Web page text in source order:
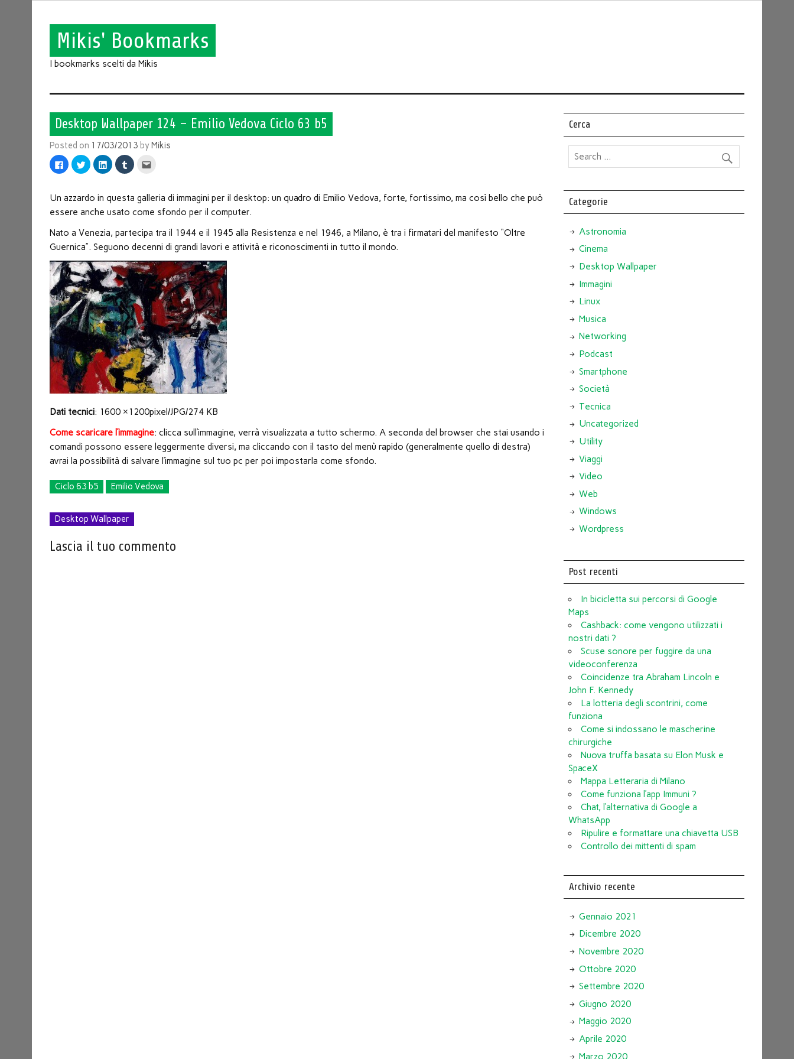
Mikis' Bookmarks
I bookmarks scelti da Mikis
Desktop Wallpaper 124 – Emilio Vedova Ciclo 63 b5
Posted on 17/03/2013 byMikis
Fai
clic
Facebook
apre
nuova
Fai
clic
su
(Si
una
finestra)
Fai
clic
su
LinkedIn
(Si
una
nuova
finestra)
Fai
clic
su
Tumblr
(Si
una
nuova
finestra)
l'articolo
mail
amico
apre
una
nuova
finestra)
Un azzardo in questa galleria di immagini per il desktop: un quadro di Emilio Vedova, forte, fortissimo, ma così bello che può
essere anche usato come sfondo per il computer.
Nato a Venezia, partecipa tra il 1944 e il 1945 alla Resistenza e nel 1946, a Milano, è tra i firmatari del manifesto “Oltre
Guernica”. Seguono decenni di grandi lavori e attività e riconoscimenti in tutto il mondo.
Dati tecnici: 1600 ×1200pixel/JPG/274 KB
Come scaricare l’immagine: clicca sull’immagine, verrà visualizzata a tutto schermo. A seconda del browser che stai usando i
comandi possono essere leggermente diversi, ma cliccando con il tasto del menù rapido (generalmente quello di destra)
avrai la possibilità di salvare l’immagine sul tuo pc per poi impostarla come sfondo.
Ciclo 63 b5 Emilio Vedova
Desktop Wallpaper
Lascia il tuo commento
Cerca
Categorie
Astronomia
Cinema
Desktop Wallpaper
Immagini
Linux
Musica
Networking
Podcast
Smartphone
Società
Tecnica
Uncategorized
Utility
Viaggi
Video
Web
Windows
Wordpress
Post recenti
In bicicletta sui percorsi di Google
Maps
Cashback: come vengono utilizzati i
nostri dati ?
Scuse sonore per fuggire da una
videoconferenza
Coincidenze tra Abraham Lincoln e
John F. Kennedy
La lotteria degli scontrini, come
funziona
Come si indossano le mascherine
chirurgiche
Nuova truffa basata su Elon Musk e
SpaceX
Mappa Letteraria di Milano
Come funziona l’app Immuni ?
Chat, l’alternativa di Google a
WhatsApp
Ripulire e formattare una chiavetta USB
Controllo dei mittenti di spam
Archivio recente
Gennaio 2021
Dicembre 2020
Novembre 2020
Ottobre 2020
Settembre 2020
Giugno 2020
Maggio 2020
Aprile 2020
Marzo 2020